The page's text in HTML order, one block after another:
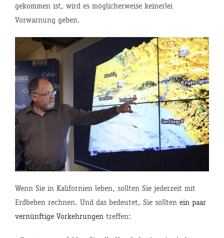
gekommen ist, wird es möglicherweise keinerlei
Vorwarnung geben.
Wenn Sie in Kalifornien leben, sollten Sie jederzeit mit
Erdbeben rechnen. Und das bedeutet, Sie sollten ein paar
vernünftige Vorkehrungen treffen: